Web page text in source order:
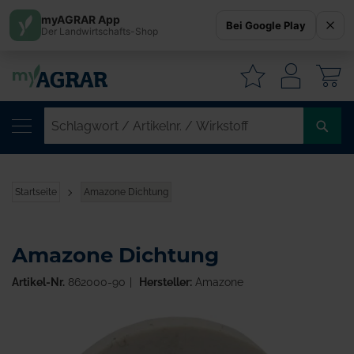
Startseite Amazone Dichtung
Amazone Dichtung
Artikel-Nr. 862000-90 Hersteller:Amazone
myAGRAR App
Der Landwirtschafts-Shop Bei Google Play